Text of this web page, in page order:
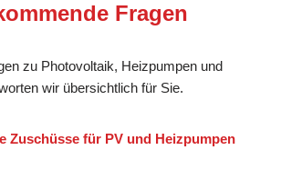
Fragen
zu Photovoltaik, Heizpumpen und
wir übersichtlich für Sie.
Zuschüsse für PV und Heizpumpen